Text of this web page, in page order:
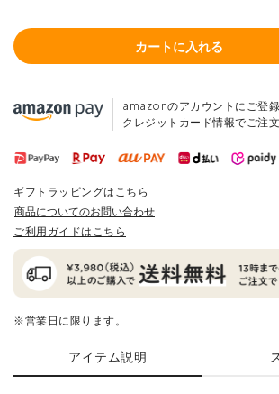
カートに入れる
amazonのアカウントにご登録
クレジットカード情報でご注
ギフトラッピングはこちら
商品についてのお問い合わせ
ご利用ガイドはこちら
※営業日に限ります。
アイテム説明